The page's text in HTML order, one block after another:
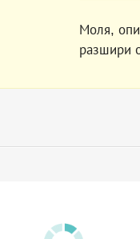
Моля,
разшири